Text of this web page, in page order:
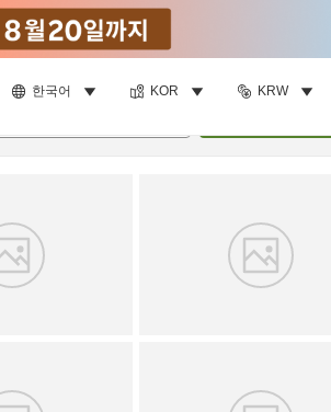
한국어 KOR KRW